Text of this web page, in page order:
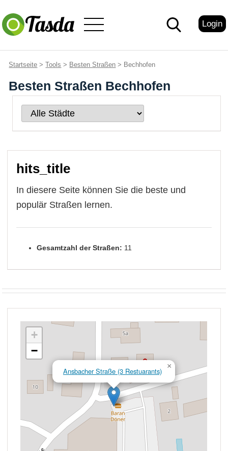
Login
Startseite >Tools > Besten Straßen > Bechhofen
Besten Straßen Bechhofen
hits_title
In diesere Seite können Sie die beste und
populär Straßen lernen.
Gesamtzahl der Straßen: 11